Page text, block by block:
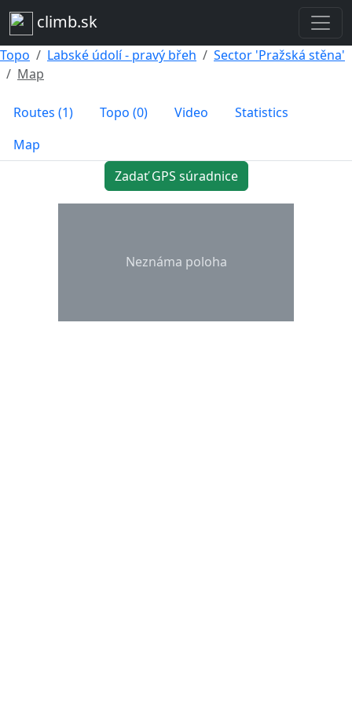
climb.sk
Topo Labské údolí - pravý břeh
Sector 'Pražská stěna'
Map
Routes (1) Topo (0) Video
Statistics
Map
Zadať GPS súradnice
Neznáma poloha